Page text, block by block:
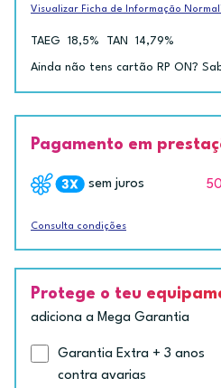
Visualizar Ficha de Informação
TAEG 18,5% TAN 14,79%
Ainda não tens cartão RP ON?
Pagamento em
sem juros
Consulta condições
Protege o teu
adiciona a Mega Garantia
Garantia Extra + 3 anos
contra avarias